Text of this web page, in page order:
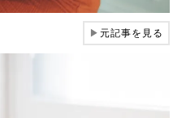
▶元記事を見る